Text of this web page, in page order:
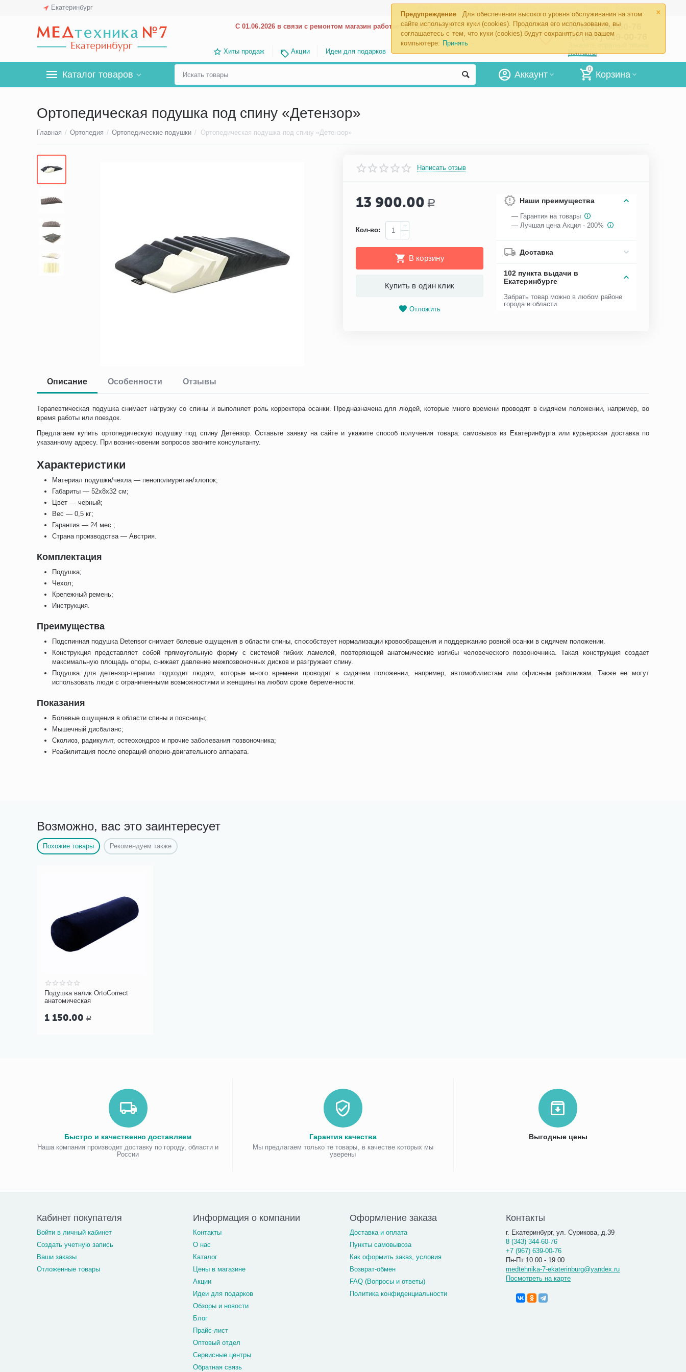
×
Предупреждение
Для обеспечения высокого уровня обслуживания на этом
сайте используются куки (cookies). Продолжая его использование, вы
соглашаетесь с тем, что куки (cookies) будут сохраняться на вашем
компьютере: Принять
Екатеринбург
С 01.06.2026 в связи с ремонтом магазин работает с 9.00 до 18.00
Хиты продаж Акции Идеи для подарков
8 (343) 344-60-76
+7 (967) 639-00-76
Контакты
Каталог товаров
0
Корзина
Аккаунт
Ортопедическая подушка под спину «Детензор»
Главная / Ортопедия / Ортопедические подушки / Ортопедическая подушка под спину «Детензор»
Написать отзыв
13 900.00 Р
Кол-во:
+
−
В корзину
Купить в один клик
Отложить
Наши преимущества
— Гарантия на товары
— Лучшая цена Акция - 200%
Доставка
102 пункта выдачи в
Екатеринбурге
Забрать товар можно в любом районе
города и области.
Описание Особенности Отзывы
Терапевтическая подушка снимает нагрузку со спины и выполняет роль корректора осанки. Предназначена для людей, которые много времени проводят в сидячем положении, например, во
время работы или поездок.
Предлагаем купить ортопедическую подушку под спину Детензор. Оставьте заявку на сайте и укажите способ получения товара: самовывоз из Екатеринбурга или курьерская доставка по
указанному адресу. При возникновении вопросов звоните консультанту.
Характеристики
Материал подушки/чехла — пенополиуретан/хлопок;
Габариты — 52х8х32 см;
Цвет — черный;
Вес — 0,5 кг;
Гарантия — 24 мес.;
Страна производства — Австрия.
Комплектация
Подушка;
Чехол;
Крепежный ремень;
Инструкция.
Преимущества
Подспинная подушка Detensor снимает болевые ощущения в области спины, способствует нормализации кровообращения и поддержанию ровной осанки в сидячем положении.
Конструкция представляет собой прямоугольную форму с системой гибких ламелей, повторяющей анатомические изгибы человеческого позвоночника. Такая конструкция создает
максимальную площадь опоры, снижает давление межпозвоночных дисков и разгружает спину.
Подушка для детензор-терапии подходит людям, которые много времени проводят в сидячем положении, например, автомобилистам или офисным работникам. Также ее могут
использовать люди с ограниченными возможностями и женщины на любом сроке беременности.
Показания
Болевые ощущения в области спины и поясницы;
Мышечный дисбаланс;
Сколиоз, радикулит, остеохондроз и прочие заболевания позвоночника;
Реабилитация после операций опорно-двигательного аппарата.
Возможно, вас это заинтересует
Похожие товары Рекомендуем также
Подушка валик OrtoCorrect
анатомическая
1 150.00 Р
Быстро и качественно доставляем
Наша компания производит доставку по городу, области и
России
Гарантия качества
Мы предлагаем только те товары, в качестве которых мы
уверены
Выгодные цены
Кабинет покупателя
Войти в личный кабинет
Создать учетную запись
Ваши заказы
Отложенные товары
Информация о компании
Контакты
О нас
Каталог
Цены в магазине
Акции
Идеи для подарков
Обзоры и новости
Блог
Прайс-лист
Оптовый отдел
Сервисные центры
Обратная связь
Оформление заказа
Доставка и оплата
Пункты самовывоза
Как оформить заказ, условия
Возврат-обмен
FAQ (Вопросы и ответы)
Политика конфиденциальности
Контакты
г. Екатеринбург, ул. Сурикова, д.39
8 (343) 344-60-76
+7 (967) 639-00-76
Пн-Пт 10.00 - 19.00
medtehnika-7-ekaterinburg@yandex.ru
Посмотреть на карте